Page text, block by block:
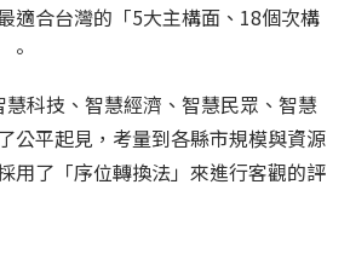
適合台灣的「5大主構面、18個次構
科技、智慧經濟、智慧民眾、智慧
公平起見，考量到各縣市規模與資源
用了「序位轉換法」來進行客觀的評